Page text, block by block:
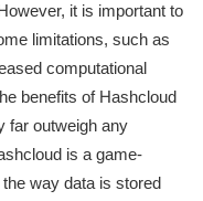
it is important to
limitations, such as
computational
benefits of Hashcloud
far outweigh any
is a game-
way data is stored